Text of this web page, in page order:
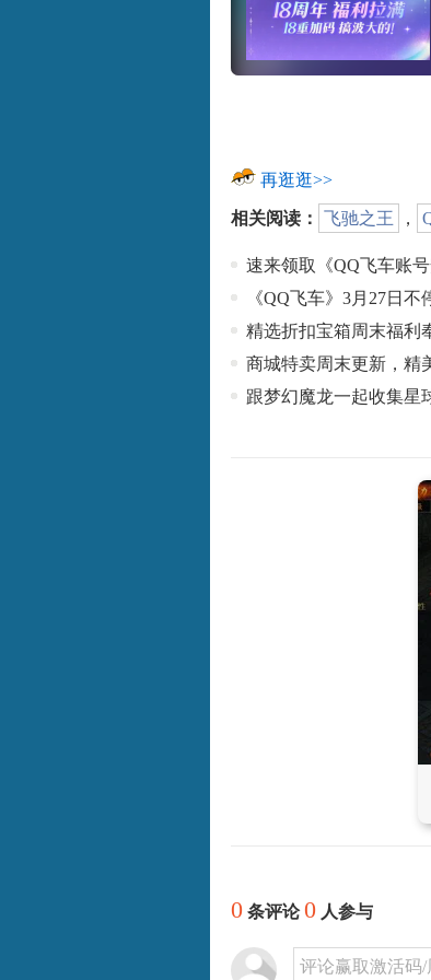
再逛逛>>
相关阅读： 飞驰之王 ，
速来领取《QQ飞车账号
《QQ飞车》3月27日
精选折扣宝箱周末福利
商城特卖周末更新，精
跟梦幻魔龙一起收集星
0 条评论0 人参与
评论赢取激活码/